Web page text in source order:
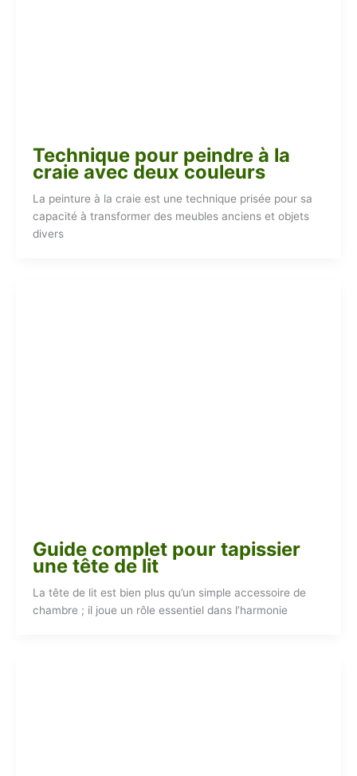
Technique pour peindre à la
craie avec deux couleurs
La peinture à la craie est une technique prisée pour sa
capacité à transformer des meubles anciens et objets
divers
Guide complet pour tapissier
une tête de lit
La tête de lit est bien plus qu’un simple accessoire de
chambre ; il joue un rôle essentiel dans l’harmonie